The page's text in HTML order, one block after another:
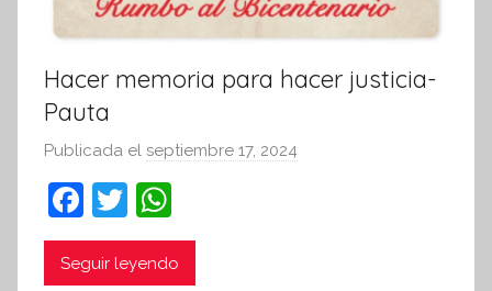
Hacer memoria para hacer justicia-
Pauta
Publicada el septiembre 17, 2024
F
a
c
T
w
itt
h
at
Seguir leyendo